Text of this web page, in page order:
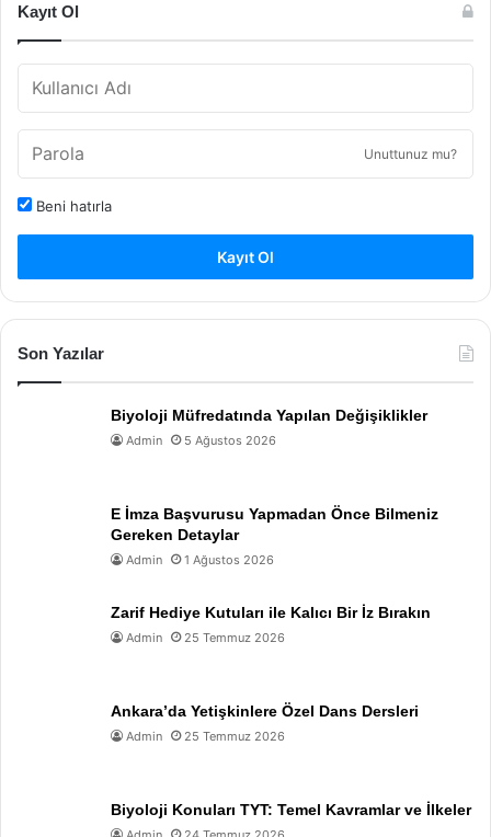
Kayıt Ol
Unuttunuz mu?
Beni hatırla
Kayıt Ol
Son Yazılar
Biyoloji Müfredatında Yapılan Değişiklikler
Admin 5 Ağustos 2026
E İmza Başvurusu Yapmadan Önce Bilmeniz
Gereken Detaylar
Admin 1 Ağustos 2026
Zarif Hediye Kutuları ile Kalıcı Bir İz Bırakın
Admin 25 Temmuz 2026
Ankara’da Yetişkinlere Özel Dans Dersleri
Admin 25 Temmuz 2026
Biyoloji Konuları TYT: Temel Kavramlar ve İlkeler